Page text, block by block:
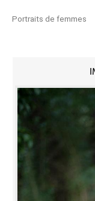
Portraits de femmes